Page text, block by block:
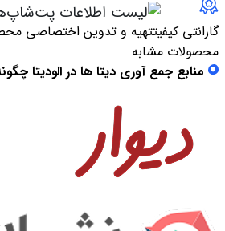
گارانتی کیفیتتهیه و تدوین اختصاصی
محصولات مشابه
منابع جمع آوری دیتا ها در الودیتا